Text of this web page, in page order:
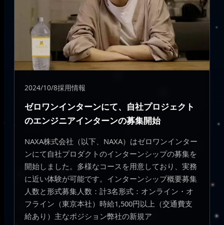
2024/10/8採用情報
ゼロワンインターンにて、自社プロジェクト
のエンジニアインターンの募集開始
NAXA株式会社（以下、NAXA）はゼロワンインター
ンにて自社プロダクトのインターンシップの募集を
開始しました。多様なコースを用意しており、実務
に近い体験が可能です。インターンシップ概要募集
人数と形式募集人数：計3名形式：オンライン・オ
フライン（東京本社）時給1,500円以上（交通費支
給あり）主なポジション弊社の新規ア